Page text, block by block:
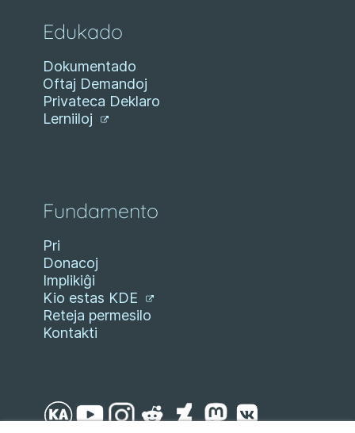
Edukado
Dokumentado
Oftaj Demandoj
Privateca Deklaro
Lerniiloj
Fundamento
Pri
Donacoj
Implikiĝi
Kio estas KDE
Reteja permesilo
Kontakti